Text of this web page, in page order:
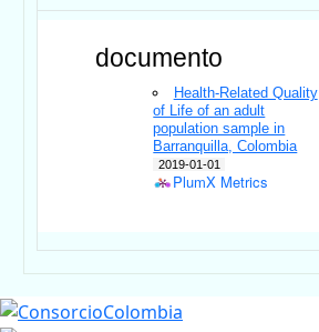
documento
Health-Related Quality
of Life of an adult
population sample in
Barranquilla, Colombia
2019-01-01
PlumX Metrics